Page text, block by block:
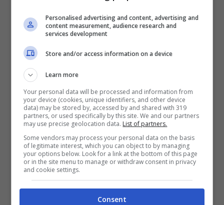
idea Solbakken per la
fascia
11 Luglio 2023 - 09:37
Personalised advertising and content, advertising and
content measurement, audience research and
services development
Store and/or access information on a device
Learn more
Your personal data will be processed and information from
your device (cookies, unique identifiers, and other device
data) may be stored by, accessed by and shared with 319
partners, or used specifically by this site. We and our partners
may use precise geolocation data. List of partners.
Some vendors may process your personal data on the basis
of legitimate interest, which you can object to by managing
your options below. Look for a link at the bottom of this page
or in the site menu to manage or withdraw consent in privacy
and cookie settings.
Consent